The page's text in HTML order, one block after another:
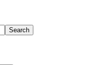
Search